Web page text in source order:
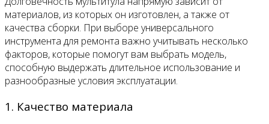
материалов, из которых он изготовлен, а также от
качества сборки. При выборе универсального
инструмента для ремонта важно учитывать несколько
факторов, которые помогут вам выбрать модель,
способную выдержать длительное использование и
разнообразные условия эксплуатации.
1. Качество материала